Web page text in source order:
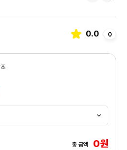
0.0 0
총 금액 0원